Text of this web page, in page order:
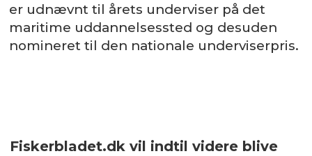
er udnævnt til årets underviser på det
maritime uddannelsessted og desuden
nomineret til den nationale underviserpris.
Fiskerbladet.dk vil indtil videre blive